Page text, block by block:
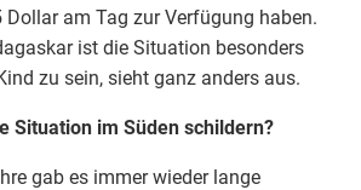
Dollar am Tag zur Verfügung haben.
ist die Situation besonders
zu sein, sieht ganz anders aus.
Situation im Süden schildern?
gab es immer wieder lange